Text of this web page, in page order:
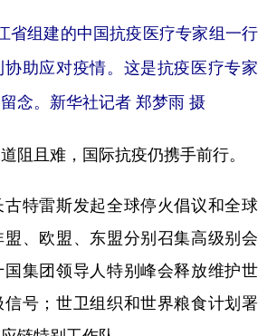
省组建的中国抗疫医疗专家组一行
协助应对疫情。这是抗疫医疗专家
念。新华社记者 郑梦雨 摄
且难，国际抗疫仍携手前行。
特雷斯发起全球停火倡议和全球
盟、欧盟、东盟分别召集高级别会
集团领导人特别峰会释放维护世
号；世卫组织和世界粮食计划署